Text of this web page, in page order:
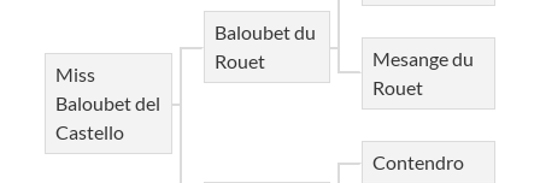
Miss
Baloubet del
Castello
Baloubet du
Rouet
Mesange du
Rouet
Contendro